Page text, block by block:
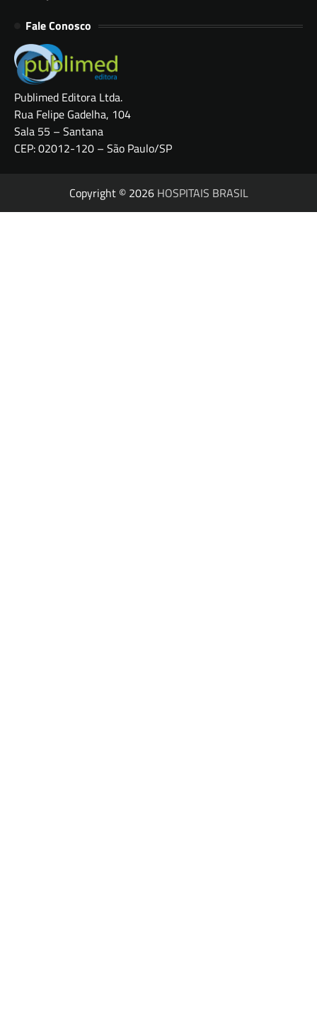
Fale Conosco
Publimed Editora Ltda.
Rua Felipe Gadelha, 104
Sala 55 – Santana
CEP: 02012-120 – São Paulo/SP
Copyright © 2026 HOSPITAIS BRASIL